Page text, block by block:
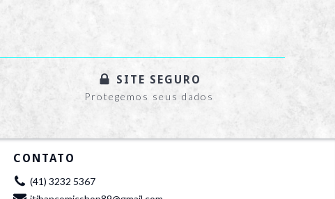
SITE SEGURO
Protegemos seus dados
CONTATO
(41) 3232 5367